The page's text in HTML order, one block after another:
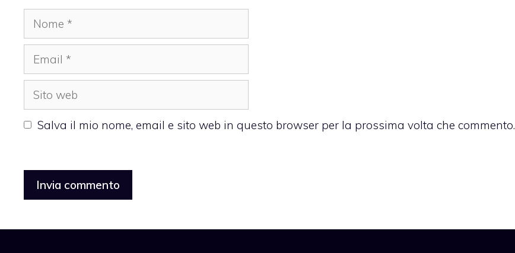
Nome
Email
Sito
web
Salva il mio nome, email e sito web in questo browser per la prossima volta che commento.